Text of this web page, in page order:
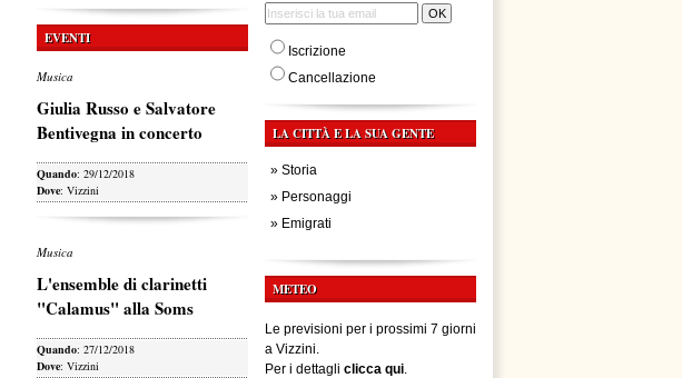
EVENTI
Musica
Giulia Russo e Salvatore
Bentivegna in concerto
Quando: 29/12/2018
Dove: Vizzini
Musica
L'ensemble di clarinetti
"Calamus" alla Soms
Quando: 27/12/2018
Dove: Vizzini
Iscrizione
Cancellazione
LA CITTÀ E LA SUA GENTE
» Storia
» Personaggi
» Emigrati
METEO
Le previsioni per i prossimi 7 giorni
a Vizzini.
Per i dettagli clicca qui.